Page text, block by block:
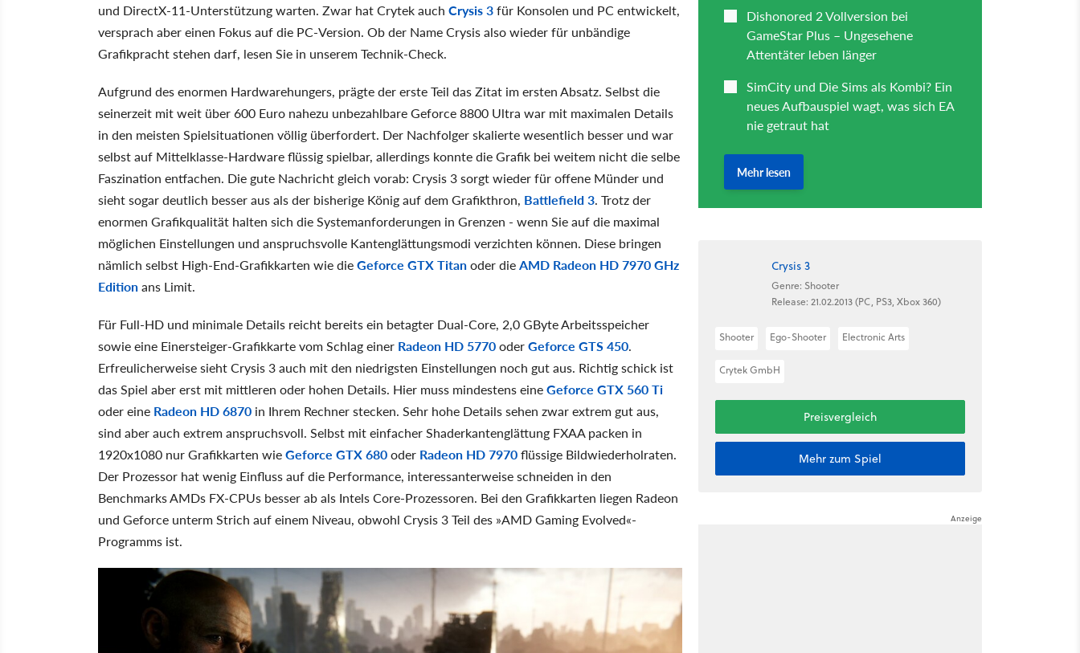
und DirectX-11-Unterstützung warten. Zwar hat Crytek auch Crysis 3für Konsolen und PC entwickelt,
versprach aber einen Fokus auf die PC-Version. Ob der Name Crysis also wieder für unbändige
Grafikpracht stehen darf, lesen Sie in unserem Technik-Check.
Aufgrund des enormen Hardwarehungers, prägte der erste Teil das Zitat im ersten Absatz. Selbst die
seinerzeit mit weit über 600 Euro nahezu unbezahlbare Geforce 8800 Ultra war mit maximalen Details
in den meisten Spielsituationen völlig überfordert. Der Nachfolger skalierte wesentlich besser und war
selbst auf Mittelklasse-Hardware flüssig spielbar, allerdings konnte die Grafik bei weitem nicht die selbe
Faszination entfachen. Die gute Nachricht gleich vorab: Crysis 3 sorgt wieder für offene Münder und
sieht sogar deutlich besser aus als der bisherige König auf dem Grafikthron, Battlefield 3. Trotz der
enormen Grafikqualität halten sich die Systemanforderungen in Grenzen - wenn Sie auf die maximal
möglichen Einstellungen und anspruchsvolle Kantenglättungsmodi verzichten können. Diese bringen
nämlich selbst High-End-Grafikkarten wie dieGeforce GTX Titanoder dieAMD Radeon HD 7970 GHz
Editionans Limit.
Für Full-HD und minimale Details reicht bereits ein betagter Dual-Core, 2,0 GByte Arbeitsspeicher
sowie eine Einersteiger-Grafikkarte vom Schlag einer Radeon HD 5770oderGeforce GTS 450.
Erfreulicherweise sieht Crysis 3 auch mit den niedrigsten Einstellungen noch gut aus. Richtig schick ist
das Spiel aber erst mit mittleren oder hohen Details. Hier muss mindestens eineGeforce GTX 560 Ti
oder eine Radeon HD 6870 in Ihrem Rechner stecken. Sehr hohe Details sehen zwar extrem gut aus,
sind aber auch extrem anspruchsvoll. Selbst mit einfacher Shaderkantenglättung FXAA packen in
1920x1080 nur Grafikkarten wieGeforce GTX 680oder Radeon HD 7970flüssige Bildwiederholraten.
Der Prozessor hat wenig Einfluss auf die Performance, interessanterweise schneiden in den
Benchmarks AMDs FX-CPUs besser ab als Intels Core-Prozessoren. Bei den Grafikkarten liegen Radeon
und Geforce unterm Strich auf einem Niveau, obwohl Crysis 3 Teil des »AMD Gaming Evolved«-
Programms ist.
Crysis 3
Genre: Shooter
Release: 21.02.2013 (PC, PS3, Xbox 360)
Shooter Ego-Shooter Electronic Arts
Crytek GmbH
Preisvergleich
Mehr zum Spiel